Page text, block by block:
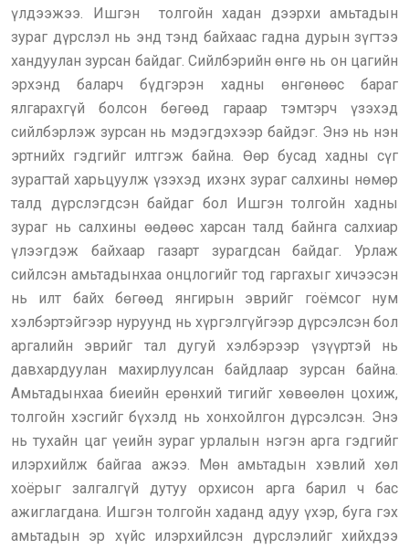
үлдээжээ. Ишгэн толгойн хадан дээрхи амьтадын
зураг дүрслэл нь энд тэнд байхаас гадна дурын зүгтээ
хандуулан зурсан байдаг. Сийлбэрийн өнгө нь он цагийн
эрхэнд баларч бүдгэрэн хадны өнгөнөөс бараг
ялгарахгүй болсон бөгөөд гараар тэмтэрч үзэхэд
сийлбэрлэж зурсан нь мэдэгдэхээр байдэг. Энэ нь нэн
эртнийх гэдгийг илтгэж байна. Өөр бусад хадны сүг
зурагтай харьцуулж үзэхэд ихэнх зураг салхины нөмөр
талд дүрслэгдсэн байдаг бол Ишгэн толгойн хадны
зураг нь салхины өөдөөс харсан талд байнга салхиар
үлээгдэж байхаар газарт зурагдсан байдаг. Урлаж
сийлсэн амьтадынхаа онцлогийг тод гаргахыг хичээсэн
нь илт байх бөгөөд янгирын эврийг гоёмсог нум
хэлбэртэйгээр нуруунд нь хүргэлгүйгээр дүрсэлсэн бол
аргалийн эврийг тал дугуй хэлбэрээр үзүүртэй нь
давхардуулан махирлуулсан байдлаар зурсан байна.
Амьтадынхаа биеийн ерөнхий тигийг хөвөөлөн цохиж,
толгойн хэсгийг бүхэлд нь хонхойлгон дүрсэлсэн. Энэ
нь тухайн цаг үеийн зураг урлалын нэгэн арга гэдгийг
илэрхийлж байгаа ажээ. Мөн амьтадын хэвлий хөл
хоёрыг залгалгүй дутуу орхисон арга барил ч бас
ажиглагдана. Ишгэн толгойн хаданд адуу үхэр, буга гэх
амьтадын эр хүйс илэрхийлсэн дүрслэлийг хийхдээ